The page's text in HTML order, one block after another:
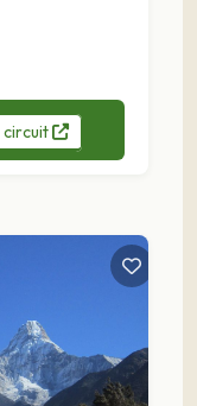
circuit